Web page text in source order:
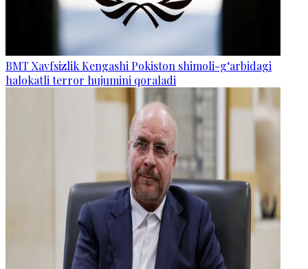
BMT Xavfsizlik Kengashi Pokiston shimoli-g‘arbidagi
halokatli terror hujumini qoraladi